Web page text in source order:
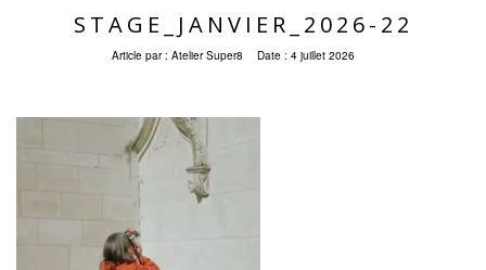
STAGE_JANVIER_2026-22
Article par : Atelier Super8 Date : 4 juillet 2026